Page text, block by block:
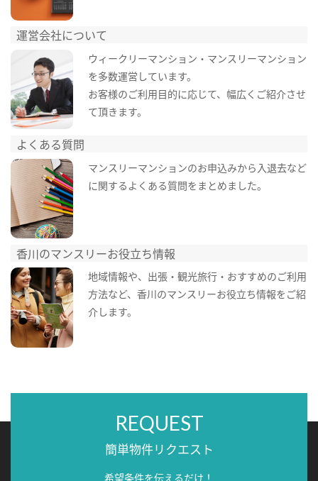
運営会社について
ウィークリーマンション・マンスリーマンション
を多数運営しています。
お客様のご利用目的に応じて、幅広くご紹介させ
て頂きます。
よくある質問
マンスリーマンションのお申込みから入退去など
に関するよくある質問をまとめました。
香川のマンスリーお役立ち情報
地域情報や、出張・観光旅行・おすすめのご利用
方法など、香川のマンスリーお役立ち情報をご紹
介します。
REQUEST
簡単物件リクエスト
希望条件を伝えるだけ！